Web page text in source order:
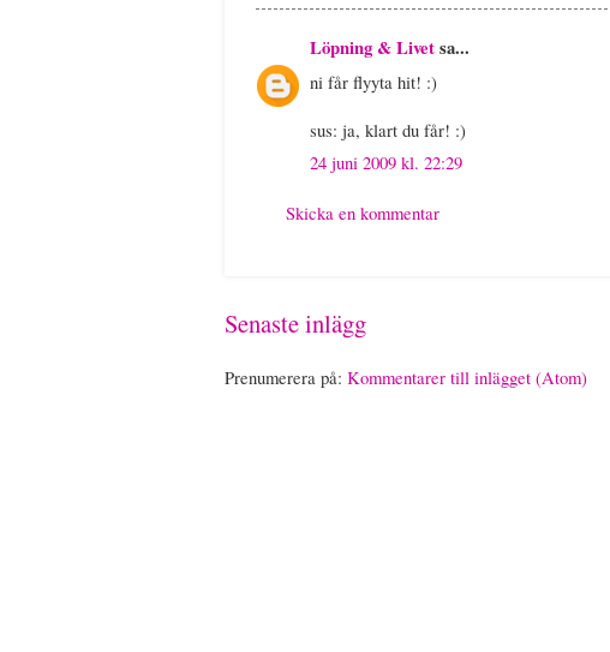
Löpning & Livetsa...
ni får flyyta hit! :)
sus: ja, klart du får! :)
24 juni 2009 kl. 22:29
Skicka en kommentar
Senaste inlägg
Prenumerera på: Kommentarer till inlägget (Atom)